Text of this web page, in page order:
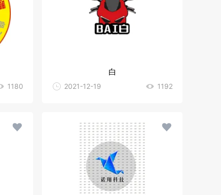
1180
白
2021-12-19 1192